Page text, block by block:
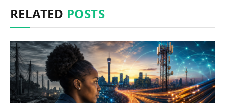
RELATED POSTS